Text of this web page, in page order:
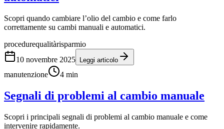
Scopri quando cambiare l’olio del cambio e come farlo
correttamente su cambi manuali e automatici.
procedurequalitàrisparmio
10 novembre 2025
Leggi articolo
manutenzione 4 min
Segnali di problemi al cambio manuale
Scopri i principali segnali di problemi al cambio manuale e come
intervenire rapidamente.